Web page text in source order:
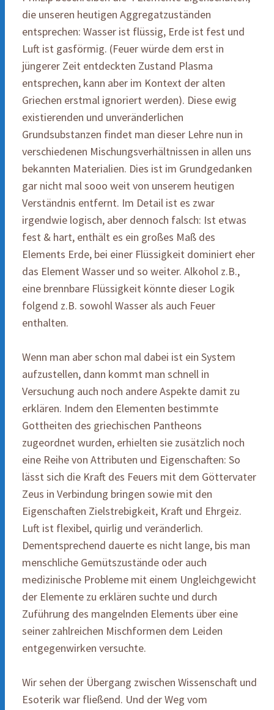
die unseren heutigen Aggregatzuständen
entsprechen: Wasser ist flüssig, Erde ist fest und
Luft ist gasförmig. (Feuer würde dem erst in
jüngerer Zeit entdeckten Zustand Plasma
entsprechen, kann aber im Kontext der alten
Griechen erstmal ignoriert werden). Diese ewig
existierenden und unveränderlichen
Grundsubstanzen findet man dieser Lehre nun in
verschiedenen Mischungsverhältnissen in allen uns
bekannten Materialien. Dies ist im Grundgedanken
gar nicht mal sooo weit von unserem heutigen
Verständnis entfernt. Im Detail ist es zwar
irgendwie logisch, aber dennoch falsch: Ist etwas
fest & hart, enthält es ein großes Maß des
Elements Erde, bei einer Flüssigkeit dominiert eher
das Element Wasser und so weiter. Alkohol z.B.,
eine brennbare Flüssigkeit könnte dieser Logik
folgend z.B. sowohl Wasser als auch Feuer
enthalten.
Wenn man aber schon mal dabei ist ein System
aufzustellen, dann kommt man schnell in
Versuchung auch noch andere Aspekte damit zu
erklären. Indem den Elementen bestimmte
Gottheiten des griechischen Pantheons
zugeordnet wurden, erhielten sie zusätzlich noch
eine Reihe von Attributen und Eigenschaften: So
lässt sich die Kraft des Feuers mit dem Göttervater
Zeus in Verbindung bringen sowie mit den
Eigenschaften Zielstrebigkeit, Kraft und Ehrgeiz.
Luft ist flexibel, quirlig und veränderlich.
Dementsprechend dauerte es nicht lange, bis man
menschliche Gemütszustände oder auch
medizinische Probleme mit einem Ungleichgewicht
der Elemente zu erklären suchte und durch
Zuführung des mangelnden Elements über eine
seiner zahlreichen Mischformen dem Leiden
entgegenwirken versuchte.
Wir sehen der Übergang zwischen Wissenschaft und
Esoterik war fließend. Und der Weg vom